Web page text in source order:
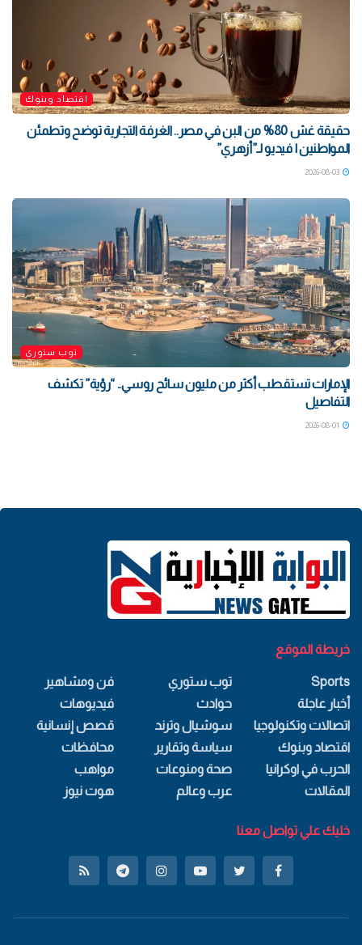
اقتصاد وبنوك
حقيقة غش 80% من البن في مصر.. الغرفة التجارية توضح وتطمئن
المواطنين | فيديو لـ”أزهري”
توب ستوري
الإمارات تستقطب أكثر من مليون سائح روسي.. “رؤية” تكشف
التفاصيل
خريطة الموقع
Sports
أخبار عاجلة
اتصالات وتكنولوجيا
اقتصاد وبنوك
الحرب في اوكرانيا
المقالات
توب ستوري
حوادث
سوشيال وترند
سياسة وتقارير
صحة ومنوعات
عرب وعالم
فن ومشاهير
فيديوهات
قصص إنسانية
محافظات
مواهب
هوت نيوز
خليك علي تواصل معنا